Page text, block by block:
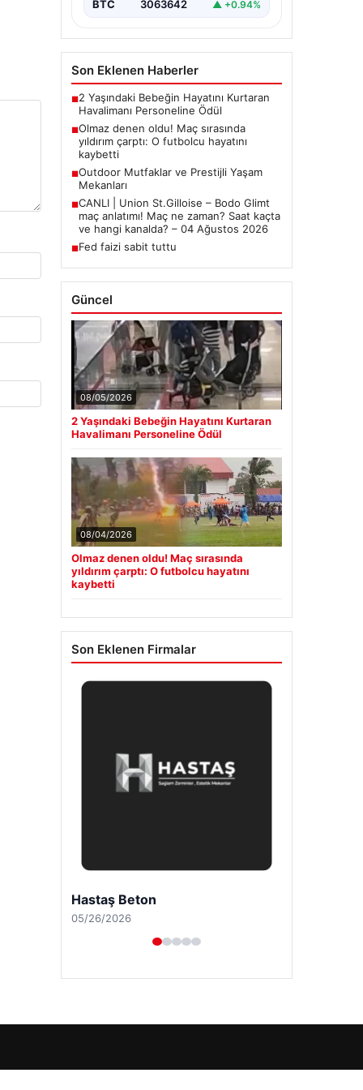
BTC 3063642 ▲ +0.94%
Son Eklenen Haberler
■2 Yaşındaki Bebeğin Hayatını Kurtaran
Havalimanı Personeline Ödül
■Olmaz denen oldu! Maç sırasında
yıldırım çarptı: O futbolcu hayatını
kaybetti
■Outdoor Mutfaklar ve Prestijli Yaşam
Mekanları
■CANLI | Union St.Gilloise – Bodo Glimt
maç anlatımı! Maç ne zaman? Saat kaçta
ve hangi kanalda? – 04 Ağustos 2026
■Fed faizi sabit tuttu
Güncel
08/05/2026
2 Yaşındaki Bebeğin Hayatını Kurtaran
Havalimanı Personeline Ödül
08/04/2026
Olmaz denen oldu! Maç sırasında
yıldırım çarptı: O futbolcu hayatını
kaybetti
Son Eklenen Firmalar
Hastaş Beton
05/26/2026